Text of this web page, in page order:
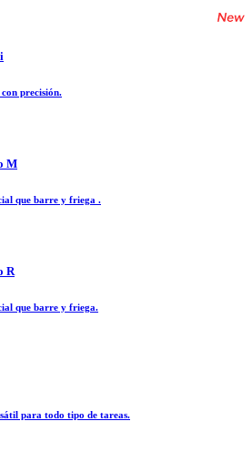
precisión.
M
que barre y friega .
R
que barre y friega.
para todo tipo de tareas.